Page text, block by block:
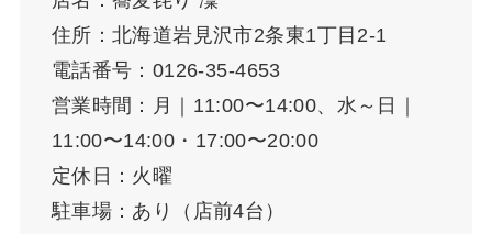
住所：北海道岩見沢市2条東1丁目2-1
電話番号：0126-35-4653
営業時間：月｜11:00〜14:00、水～日｜
11:00〜14:00・17:00〜20:00
定休日：火曜
駐車場：あり（店前4台）